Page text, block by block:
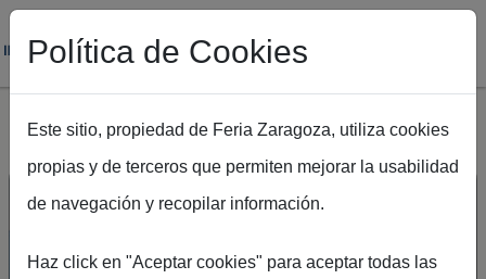
Pasar al contenido principal
Política de Cookies
Este sitio, propiedad de Feria Zaragoza, utiliza cookies
propias y de terceros que permiten mejorar la usabilidad
de navegación y recopilar información.
Haz click en "Aceptar cookies" para aceptar todas las